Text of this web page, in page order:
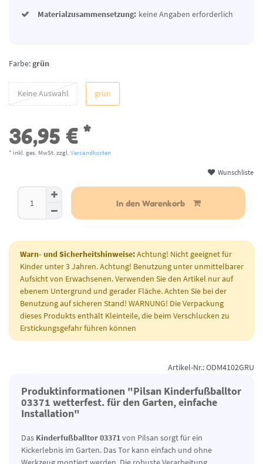
Materialzusammensetzung: keine Angaben erforderlich
Farbe:grün
Keine Auswahl grün
36,95 € *
* inkl. ges. MwSt. zzgl. Versandkosten
Wunschliste
In den Warenkorb
Warn- und Sicherheitshinweise:Achtung! Nicht geeignet für
Kinder unter 3 Jahren. Achtung! Benutzung unter unmittelbarer
Aufsicht von Erwachsenen. Verwenden Sie den Artikel nur auf
ebenem Untergrund und gerader Fläche. Achten Sie bei der
Benutzung auf sicheren Stand! WARNUNG! Die Verpackung
dieses Produkts enthält Kleinteile, die beim Verschlucken zu
Erstickungsgefahr führen können
Artikel-Nr.: ODM4102GRU
Produktinformationen "Pilsan Kinderfußballtor
03371 wetterfest. für den Garten, einfache
Installation"
Das Kinderfußballtor 03371von Pilsan sorgt für ein
Kickerlebnis im Garten. Das Tor kann einfach und ohne